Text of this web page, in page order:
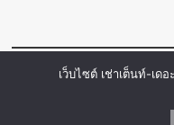
เช่าโต๊ะเว็บไซต์ เช่าเต็นท์-เด